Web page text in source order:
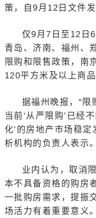
策，自9月12日文件
仅9月7日至12日
青岛、济南、福州、
限购和限售政策，南
120平方米及以上商
据福州晚报，“限
当前‘从严限购’已经
化’的房地产市场稳
析机构的负责人表示。
业内认为，取消
本不具备资格的购房
一批购房需求，提振
场活力有着重要意义